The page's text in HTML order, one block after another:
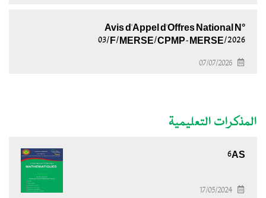
Avis d'Appel d'Offres National N°
03/F/MERSE/CPMP-MERSE/2026
07/07/2026
المذكرات التعليمية
6AS
17/05/2024